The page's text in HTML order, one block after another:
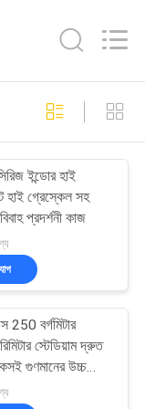
175
22
ইন্ডোর হাই
হাই গ্রেস্কেল সহ
প্রদর্শনী কাজ
250 বর্গমিটার
স্টেডিয়াম দ্রুত
গুণমানের উচ্চ
3840Hz